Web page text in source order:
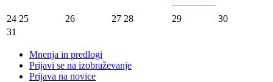
24 25 26 27 28 29
30
31
Mnenja in predlogi
Prijavi se na izobraževanje
Prijava na novice